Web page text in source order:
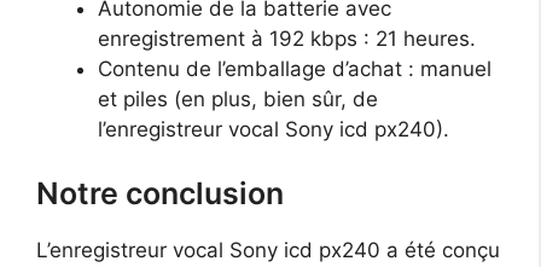
Autonomie de la batterie avec
enregistrement à 192 kbps : 21 heures.
Contenu de l’emballage d’achat : manuel
et piles (en plus, bien sûr, de
l’enregistreur vocal Sony icd px240).
Notre conclusion
L’enregistreur vocal Sony icd px240 a été conçu